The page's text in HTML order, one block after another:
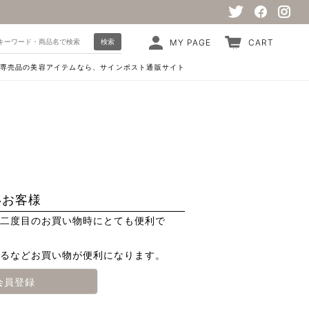
検索 MY PAGE CART
売品の美容アイテムなら、サインポスト通販サイト
客様
度目のお買い物時にとても便利で
などお買い物が便利になります。
員登録